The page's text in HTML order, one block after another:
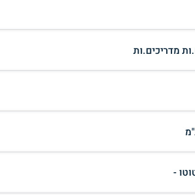
מדריכים.ות
-